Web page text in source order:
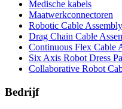
Medische kabels
Maatwerkconnectoren
Robotic Cable
Drag Chain Cable
Continuous Flex Cable
Six Axis Robot Dress
Collaborative Robot
Bedrijf